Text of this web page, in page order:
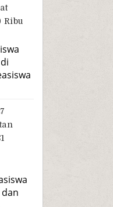
Ribu